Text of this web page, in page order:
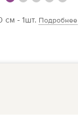
см - 1шт. Подробнее